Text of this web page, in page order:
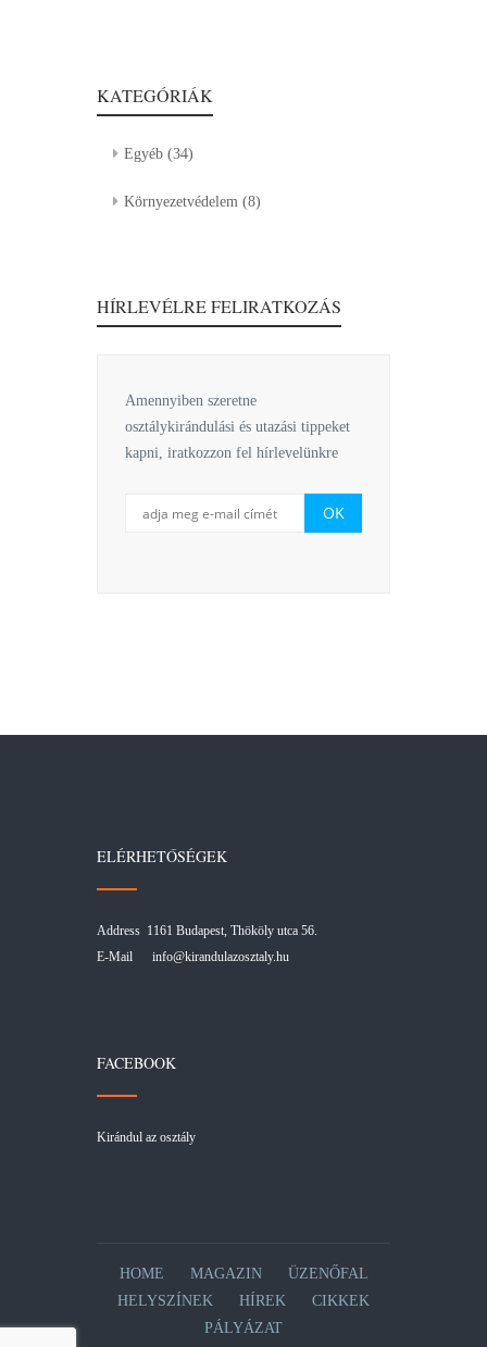
KATEGÓRIÁK
Egyéb (34)
Környezetvédelem (8)
HÍRLEVÉLRE FELIRATKOZÁS
Amennyiben szeretne
osztálykirándulási és utazási tippeket
kapni, iratkozzon fel hírlevelünkre
ELÉRHETŐSÉGEK
Address 1161 Budapest, Thököly utca 56.
E-Mail info@kirandulazosztaly.hu
FACEBOOK
Kirándul az osztály
HOME MAGAZIN
ÜZENŐFAL
HELYSZÍNEK
HÍREK
CIKKEK
PÁLYÁZAT